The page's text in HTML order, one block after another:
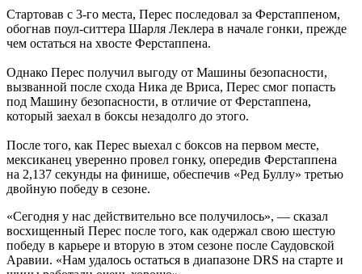
Стартовав с 3-го места, Перес последовал за Ферстаппеном,
обогнав поул-ситтера Шарля Леклера в начале гонки, прежде
чем остаться на хвосте Ферстаппена.
Однако Перес получил выгоду от Машины безопасности,
вызванной после схода Ника де Вриса, Перес смог попасть
под Машину безопасности, в отличие от Ферстаппена,
который заехал в боксы незадолго до этого.
После того, как Перес выехал с боксов на первом месте,
мексиканец уверенно провел гонку, опередив Ферстаппена
на 2,137 секунды на финише, обеспечив «Ред Буллу» третью
двойную победу в сезоне.
«Сегодня у нас действительно все получилось», — сказал
восхищенный Перес после того, как одержал свою шестую
победу в карьере и вторую в этом сезоне после Саудовской
Аравии. «Нам удалось остаться в диапазоне DRS на старте и